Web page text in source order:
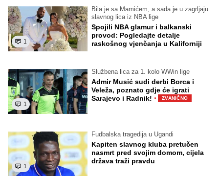
1
Bila je sa Mamićem, a sada je u zagrljaju
slavnog lica iz NBA lige
Spojili NBA glamur i balkanski
provod: Pogledajte detalje
raskošnog vjenčanja u Kaliforniji
1
Službena lica za 1. kolo WWin lige
Admir Musić sudi derbi Borca i
Veleža, poznato gdje će igrati
Sarajevo i Radnik! · ZVANIČNO
1
Fudbalska tragedija u Ugandi
Kapiten slavnog kluba pretučen
nasmrt pred svojim domom, cijela
država traži pravdu